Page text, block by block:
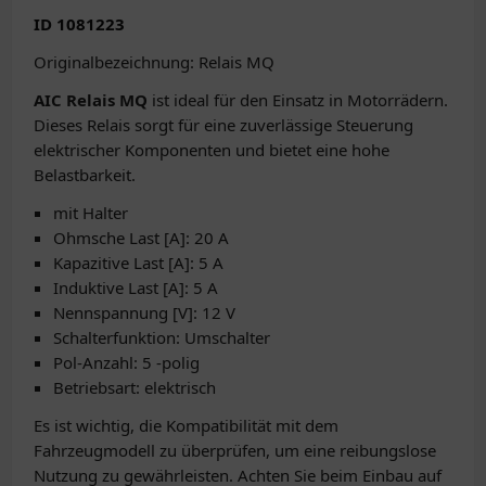
ID 1081223
Originalbezeichnung: Relais MQ
AIC Relais MQ ist ideal für den Einsatz in Motorrädern.
Dieses Relais sorgt für eine zuverlässige Steuerung
elektrischer Komponenten und bietet eine hohe
Belastbarkeit.
mit Halter
Ohmsche Last [A]: 20 A
Kapazitive Last [A]: 5 A
Induktive Last [A]: 5 A
Nennspannung [V]: 12 V
Schalterfunktion: Umschalter
Pol-Anzahl: 5 -polig
Betriebsart: elektrisch
Es ist wichtig, die Kompatibilität mit dem
Fahrzeugmodell zu überprüfen, um eine reibungslose
Nutzung zu gewährleisten. Achten Sie beim Einbau auf